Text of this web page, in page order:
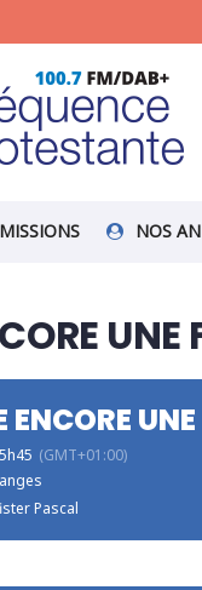
NOS
UNE
ENCORE
(GMT+01:00)
Pascal